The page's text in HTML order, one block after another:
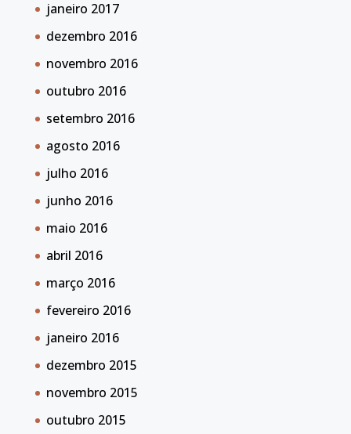
janeiro 2017
dezembro 2016
novembro 2016
outubro 2016
setembro 2016
agosto 2016
julho 2016
junho 2016
maio 2016
abril 2016
março 2016
fevereiro 2016
janeiro 2016
dezembro 2015
novembro 2015
outubro 2015